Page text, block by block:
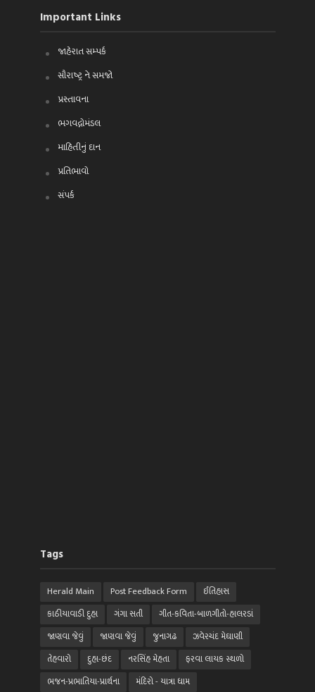
Important Links
જાહેરાત સમ્પર્ક
સૌરાષ્ટ્ર ને સમજો
પ્રસ્તાવના
ભગવદ્ગોમંડલ
માહિતીનું દાન
પ્રતિભાવો
સંપર્ક
Tags
Herald Main Post Feedback Form
ઈતિહાસ
કાઠીયાવાડી દુહા
ગંગા સતી
ગીત-કવિતા-બાળગીતો-હાલરડાં
જાણવા જેવું
જાણવા જેવું જુનાગઢ
ઝવેરચંદ મેઘાણી
તેહવારો
દુહા-છંદ નરસિંહ મેહતા
ફરવા લાયક સ્થળો
ભજન-પ્રભાતિયા-પ્રાર્થના
મંદિરો - યાત્રા ધામ